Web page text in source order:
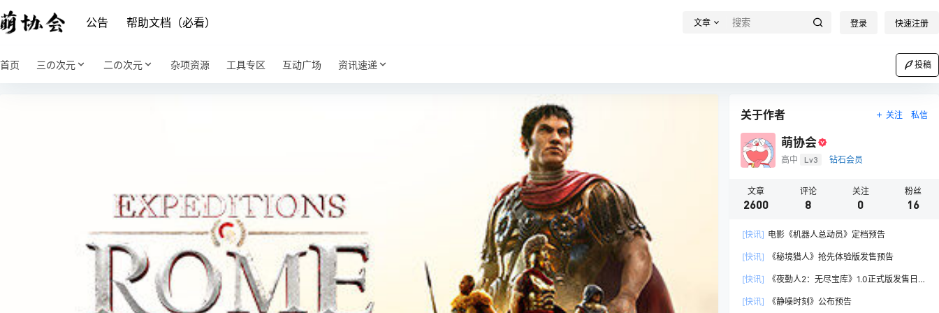
公告 帮助文档（必看） 文章 登录 快速注册
首页 三の次元 二の次元 杂项资源 工具专区 互动广场 资讯速递 投稿
关于作者 关注 私信
萌协会
高中 Lv3 钻石会员
文章
2600
评论
8
关注
0
粉丝
16
[快讯] 电影《机器人总动员》定档预告
[快讯] 《秘境猎人》抢先体验版发售预告
[快讯]
《夜勤人2：无尽宝库》1.0正式版发售日预
[快讯]
《静噪时刻》公布预告